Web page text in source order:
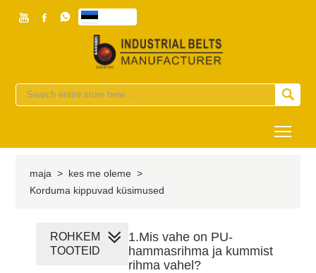
  

maja > kes me oleme >
Korduma kippuvad küsimused
1.Mis vahe on PU-
hammasrihma ja kummist
rihma vahel?
ROHKEM
TOOTEID